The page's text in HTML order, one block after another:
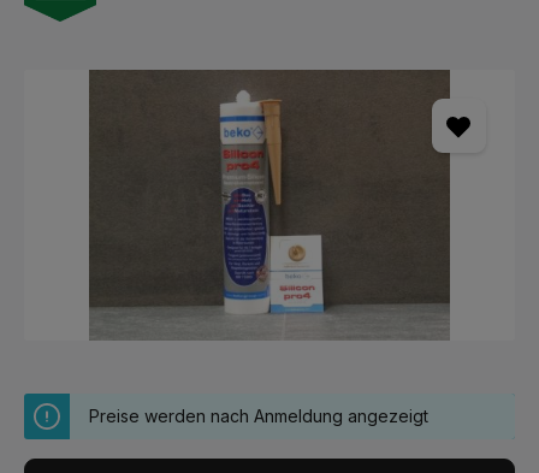
Preise werden nach Anmeldung angezeigt